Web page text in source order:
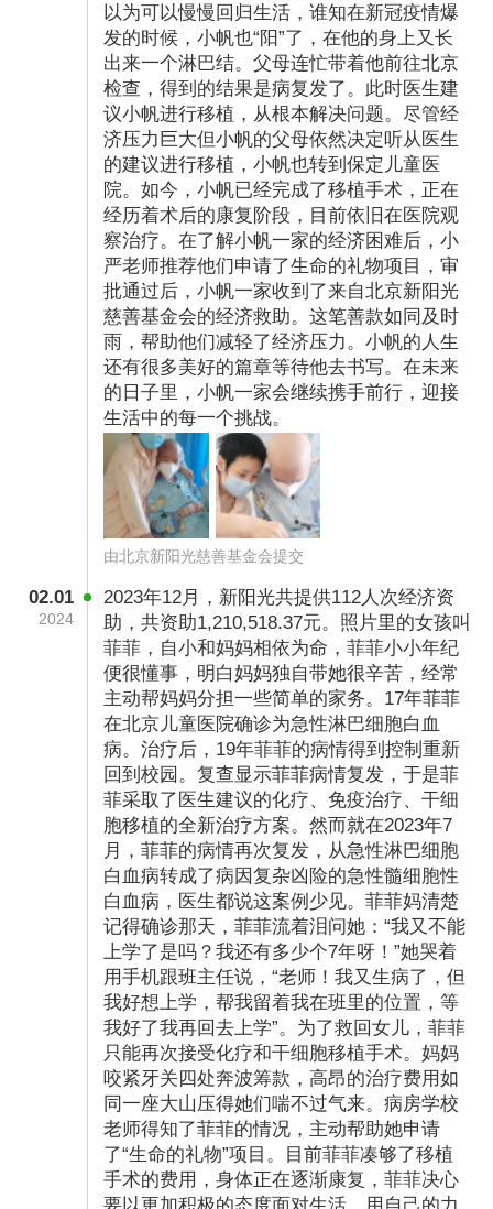
以为可以慢慢回归生活，谁知在新冠疫情爆
发的时候，小帆也“阳”了，在他的身上又长
出来一个淋巴结。父母连忙带着他前往北京
检查，得到的结果是病复发了。此时医生建
议小帆进行移植，从根本解决问题。尽管经
济压力巨大但小帆的父母依然决定听从医生
的建议进行移植，小帆也转到保定儿童医
院。如今，小帆已经完成了移植手术，正在
经历着术后的康复阶段，目前依旧在医院观
察治疗。在了解小帆一家的经济困难后，小
严老师推荐他们申请了生命的礼物项目，审
批通过后，小帆一家收到了来自北京新阳光
慈善基金会的经济救助。这笔善款如同及时
雨，帮助他们减轻了经济压力。小帆的人生
还有很多美好的篇章等待他去书写。在未来
的日子里，小帆一家会继续携手前行，迎接
生活中的每一个挑战。
由北京新阳光慈善基金会提交
02.01
2024
2023年12月，新阳光共提供112人次经济资
助，共资助1,210,518.37元。照片里的女孩叫
菲菲，自小和妈妈相依为命，菲菲小小年纪
便很懂事，明白妈妈独自带她很辛苦，经常
主动帮妈妈分担一些简单的家务。17年菲菲
在北京儿童医院确诊为急性淋巴细胞白血
病。治疗后，19年菲菲的病情得到控制重新
回到校园。复查显示菲菲病情复发，于是菲
菲采取了医生建议的化疗、免疫治疗、干细
胞移植的全新治疗方案。然而就在2023年7
月，菲菲的病情再次复发，从急性淋巴细胞
白血病转成了病因复杂凶险的急性髓细胞性
白血病，医生都说这案例少见。菲菲妈清楚
记得确诊那天，菲菲流着泪问她：“我又不能
上学了是吗？我还有多少个7年呀！”她哭着
用手机跟班主任说，“老师！我又生病了，但
我好想上学，帮我留着我在班里的位置，等
我好了我再回去上学”。为了救回女儿，菲菲
只能再次接受化疗和干细胞移植手术。妈妈
咬紧牙关四处奔波筹款，高昂的治疗费用如
同一座大山压得她们喘不过气来。病房学校
老师得知了菲菲的情况，主动帮助她申请
了“生命的礼物”项目。目前菲菲凑够了移植
手术的费用，身体正在逐渐康复，菲菲决心